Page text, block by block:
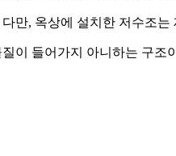
만, 옥상에 설치한 저수조는
이 들어가지 아니하는 구